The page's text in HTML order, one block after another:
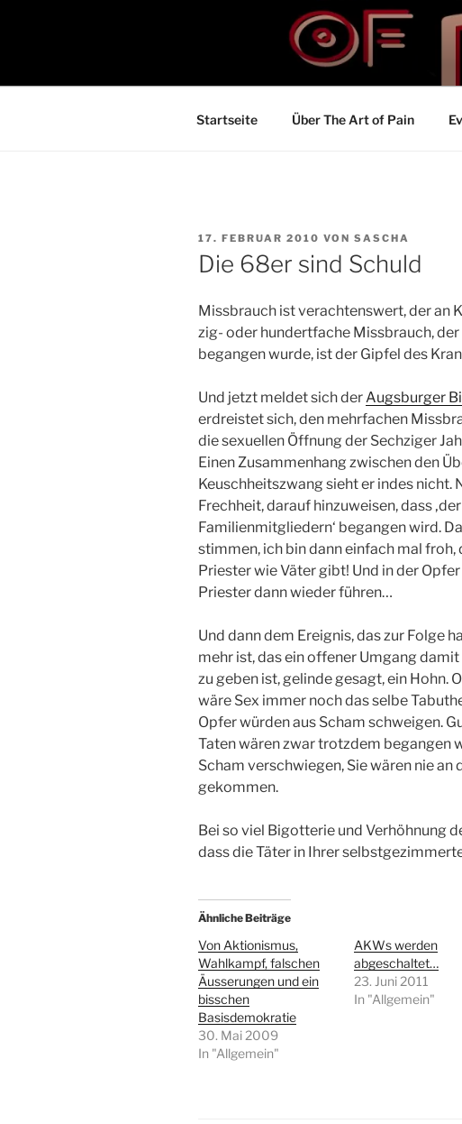
THE ART OF
Der Blog für BDSM und Kinky Lifestyle
Startseite Über The Art of Pain
VERÖFFENTLICHT
AM
17. FEBRUAR 2010 VON SASCHA
Die 68er sind Schuld
Missbrauch ist verachtenswert, der an
zig- oder hundertfache Missbrauch,
begangen wurde, ist der Gipfel des
Und jetzt meldet sich derAugsburger
erdreistet sich, den mehrfachen
die sexuellen Öffnung der Sechziger
Einen Zusammenhang zwischen den
Keuschheitszwang sieht er indes nicht.
Frechheit, darauf hinzuweisen, dass
Familienmitgliedern‘ begangen wird.
stimmen, ich bin dann einfach mal
Priester wie Väter gibt! Und in der
Priester dann wieder führen…
Und dann dem Ereignis, das zur Folge
mehr ist, das ein offener Umgang
zu geben ist, gelinde gesagt, ein Hohn.
wäre Sex immer noch das selbe
Opfer würden aus Scham schweigen.
Taten wären zwar trotzdem begangen
Scham verschwiegen, Sie wären nie
gekommen.
Bei so viel Bigotterie und Verhöhnung
dass die Täter in Ihrer
Ähnliche Beiträge
Von Aktionismus,
Wahlkampf, falschen
Äusserungen und ein
bisschen
Basisdemokratie
30. Mai 2009
In "Allgemein"
AKWs werden
abgeschaltet…
23. Juni 2011
In "Allgemein"